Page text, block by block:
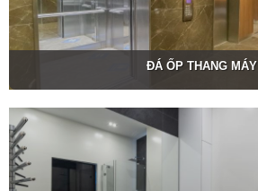
ĐÁ ỐP THANG MÁY